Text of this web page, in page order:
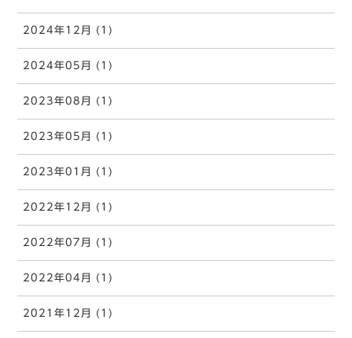
2024年12月 (1)
2024年05月 (1)
2023年08月 (1)
2023年05月 (1)
2023年01月 (1)
2022年12月 (1)
2022年07月 (1)
2022年04月 (1)
2021年12月 (1)